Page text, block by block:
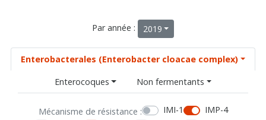
Par année : 2019
Enterobacterales (Enterobacter cloacae complex)
Enterocoques
Non fermentants
Mécanisme de résistance : IMI-1
IMP-4